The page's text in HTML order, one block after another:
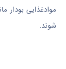
موادغذایی بودار
شوند.